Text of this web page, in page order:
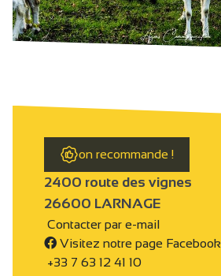
on recommande !
2400 route des vignes
26600 LARNAGE
Contacter par e-mail
Visitez notre page Facebook
+33 7 63 12 41 10